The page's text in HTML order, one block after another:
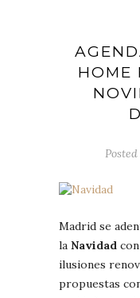
HOME
Madrid se
la Navidad
ilusiones
propuestas